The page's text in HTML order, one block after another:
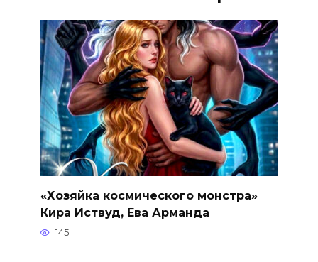
«Хозяйка космического монстра»
Кира Иствуд, Ева Арманда
145